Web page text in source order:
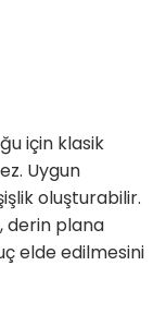
için klasik
Uygun
oluşturabilir.
derin plana
elde edilmesini